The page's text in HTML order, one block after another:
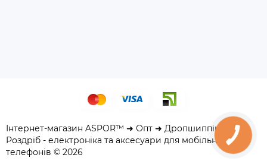
Інтернет-магазин ASPOR™ ➜ Опт ➜ Дропшиппінг ➜
Роздріб - електроніка та аксесуари для мобільних
телефонів © 2026